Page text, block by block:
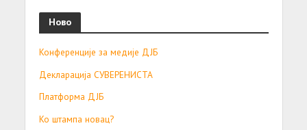
Ново
Конференције за медије ДЈБ
Декларација СУВЕРЕНИСТА
Платформа ДЈБ
Ко штампа новац?